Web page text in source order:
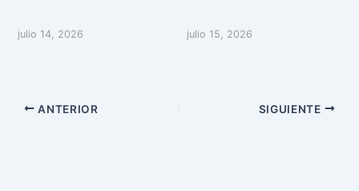
julio 14, 2026 julio 15, 2026
ANTERIOR SIGUIENTE